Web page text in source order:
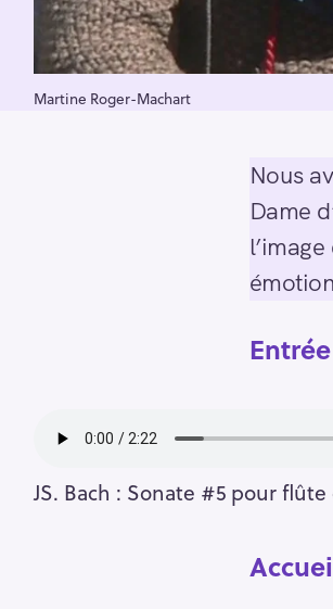
Martine Roger-Machart
Nous
Dame
JS. Bach : Sonate #5 pour